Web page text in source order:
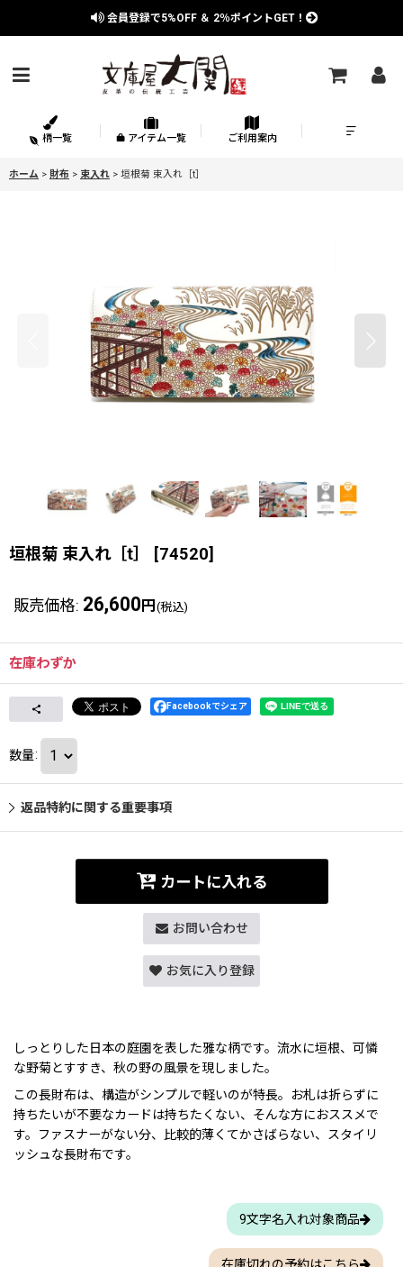
会員登録で5%OFF ＆ 2％ポイントGET！
柄一覧 アイテム一覧 ご利用案内
ホーム > 財布 > 束入れ > 垣根菊 束入れ［t］
垣根菊 束入れ［t］ [74520]
販売価格: 26,600 円 (税込)
在庫わずか
Facebookでシェア
数量:
返品特約に関する重要事項
カートに入れる
お問い合わせ
お気に入り登録
しっとりした日本の庭園を表した雅な柄です。流水に垣根、可憐
な野菊とすすき、秋の野の風景を現しました。
この長財布は、構造がシンプルで軽いのが特長。お札は折らずに
持ちたいが不要なカードは持ちたくない、そんな方におススメで
す。ファスナーがない分、比較的薄くてかさばらない、スタイリ
ッシュな長財布です。
9文字名入れ対象商品